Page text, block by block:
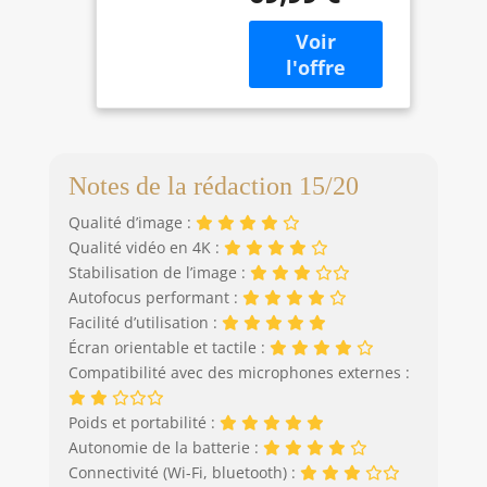
vue ultra nette, permettant aux
papas, aux mamans et aux enfants
d'apprendre à prendre et à capturer
de superbes photos de leur vie. Il
constitue également un excellent
Camera avec
16X Digital
Zoom pour
débutants
distingue par un
capteur CMOS de
pointe qui capture
des images HD de
48 mégapixels
des vidéos Ultra
HD 4K. Que vous
photographiez des
paysages lointains
en télémode ou
des détails macro,
cet appareil photo
compact vous
permet de
capturer chaque
brillante. Mise au
point automatique
innovante et zoom
Notes de la rédaction 15/20
Qualité d’image :
Qualité vidéo en 4K :
Stabilisation de l’image :
Autofocus performant :
Facilité d’utilisation :
Écran orientable et tactile :
Compatibilité avec des microphones externes :
Poids et portabilité :
Autonomie de la batterie :
Connectivité (Wi-Fi, bluetooth) :